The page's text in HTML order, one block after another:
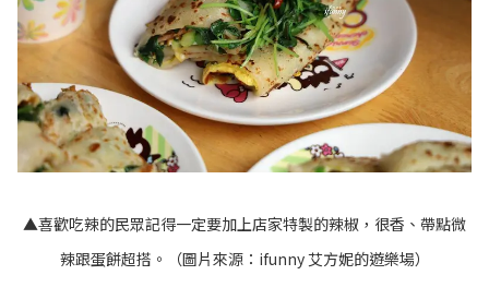
▲喜歡吃辣的民眾記得一定要加上店家特製的辣椒，很香、帶點微
辣跟蛋餅超搭。（圖片來源： ifunny 艾方妮的遊樂場）